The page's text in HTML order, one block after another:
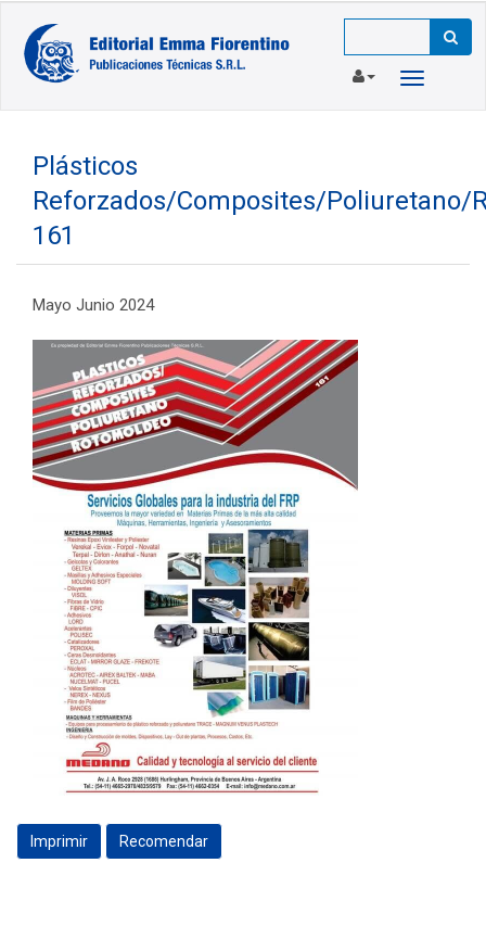
Toggle
Plásticos
Reforzados/Composites/Poliuretano/
161
Mayo Junio 2024
Imprimir Recomendar